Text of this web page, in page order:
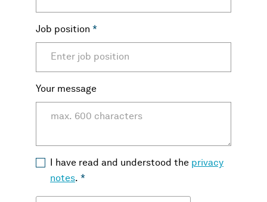
Job position *
Your message
I have read and understood the privacy
notes. *